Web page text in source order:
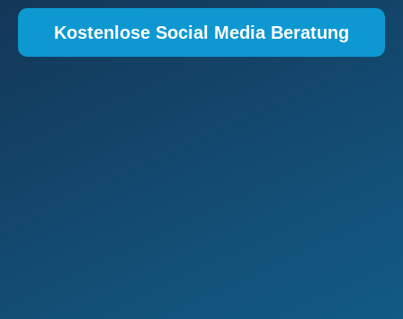
Kostenlose Social Media Beratung